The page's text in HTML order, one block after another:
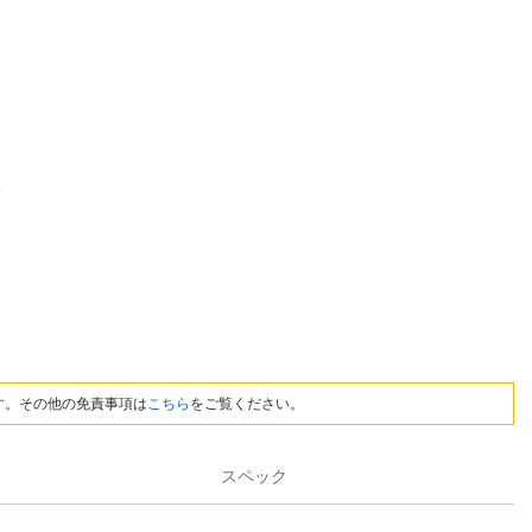
その他の免責事項はこちら をご覧ください。
スペック